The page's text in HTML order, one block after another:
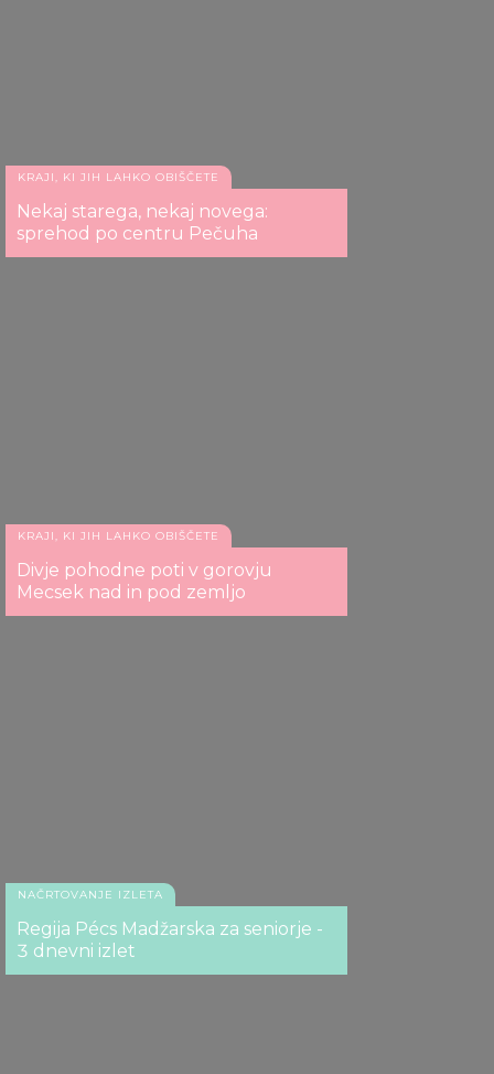
KRAJI, KI JIH LAHKO OBIŠČETE
Nekaj starega, nekaj novega:
sprehod po centru Pečuha
KRAJI, KI JIH LAHKO OBIŠČETE
Divje pohodne poti v gorovju
Mecsek nad in pod zemljo
NAČRTOVANJE IZLETA
Regija Pécs Madžarska za seniorje -
3 dnevni izlet